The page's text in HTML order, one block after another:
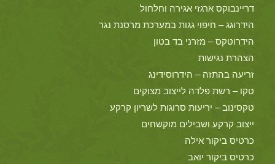
דריינבוקס ארגזי אגירה וחלחול
הידרוגג – חיפוי גגות במערכת מרסנת נגר
הידרוטקס – מזרני בד בטון
הצהרת נגישות
זריעה בהתזה – הידרוסידינג
טקו – רשת פלדה לייצוב מצוקים
טקסינוב – יריעות סרוגות לשריון קרקע
ייצוב קרקע ושבילים מוקשחים
כרטיס ביקור אילה
כרטיס ביקור יואב